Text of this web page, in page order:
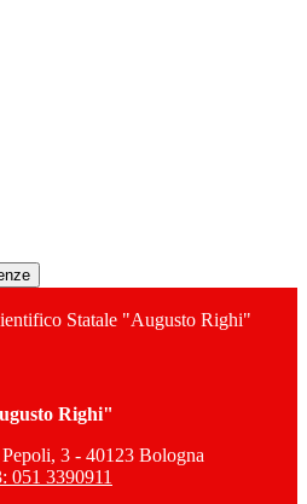
Statale "Augusto Righi"
Righi"
3 - 40123 Bologna
051 3390911